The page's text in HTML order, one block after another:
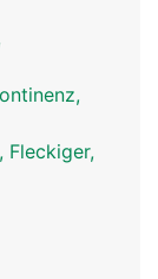
Fleckiger,